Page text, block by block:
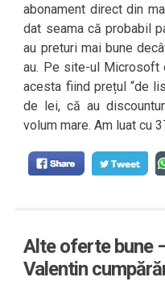
abonament direct din
dat seama că probabil
au preturi mai bune
au. Pe site-ul Microsoft
acesta fiind prețul “de
de lei, că au
volum mare. Am luat cu
Alte oferte bune
Valentin